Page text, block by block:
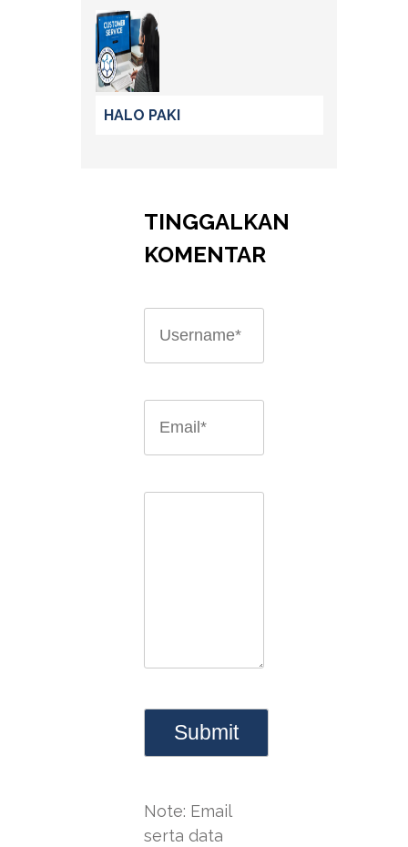
HALO PAKI
TINGGALKAN
KOMENTAR
Note: Email
serta data